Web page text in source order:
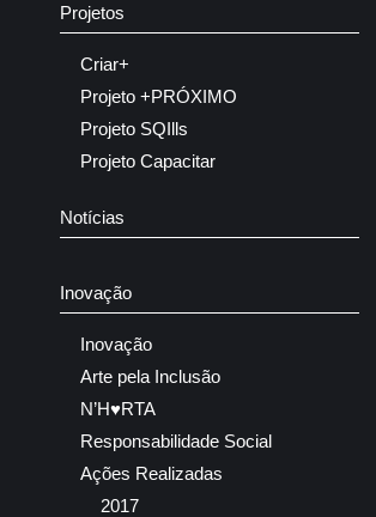
Projetos
Criar+
Projeto +PRÓXIMO
Projeto SQIlls
Projeto Capacitar
Notícias
Inovação
Inovação
Arte pela Inclusão
N’H♥RTA
Responsabilidade Social
Ações Realizadas
2017